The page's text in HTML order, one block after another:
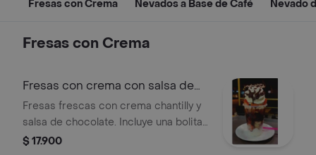
Fresas con Crema Nevados a Base de Café Nevado
Fresas con Crema
Fresas con crema con salsa de
chocolate
Fresas frescas con crema chantilly y
salsa de chocolate. Incluye una bolita
de helado de chocolate.
$ 17.900